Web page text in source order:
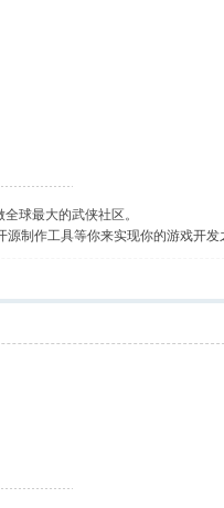
球最大的武侠社区。
制作工具等你来实现你的游戏开发